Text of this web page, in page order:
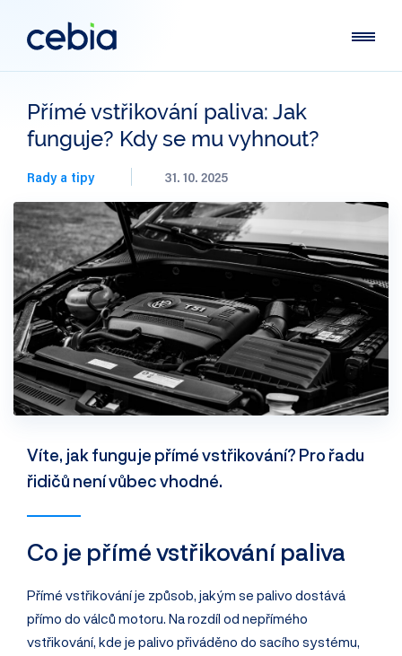
Přímé vstřikování paliva: Jak
funguje? Kdy se mu vyhnout?
Rady a tipy 31. 10. 2025
Víte, jak funguje přímé vstřikování? Pro řadu
řidičů není vůbec vhodné.
Co je přímé vstřikování paliva
Přímé vstřikování je způsob, jakým se palivo dostává
přímo do válců motoru. Na rozdíl od nepřímého
vstřikování, kde je palivo přiváděno do sacího systému,